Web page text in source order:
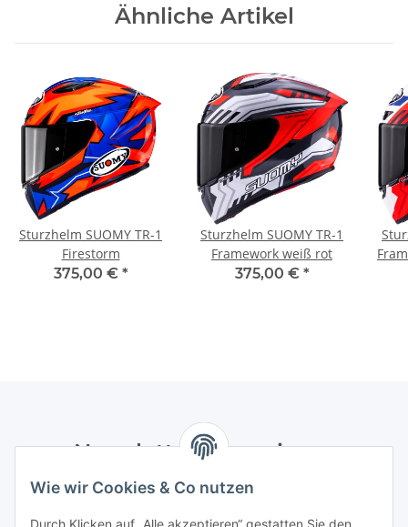
Wie wir Cookies & Co nutzen
Ähnliche Artikel
Sturzhelm SUOMY TR-1
Firestorm
375,00 € *
Sturzhelm SUOMY TR-1
Framework weiß rot
375,00 € *
Newsletter Abonnieren
Bitte senden Sie mir entsprechend Ihrer